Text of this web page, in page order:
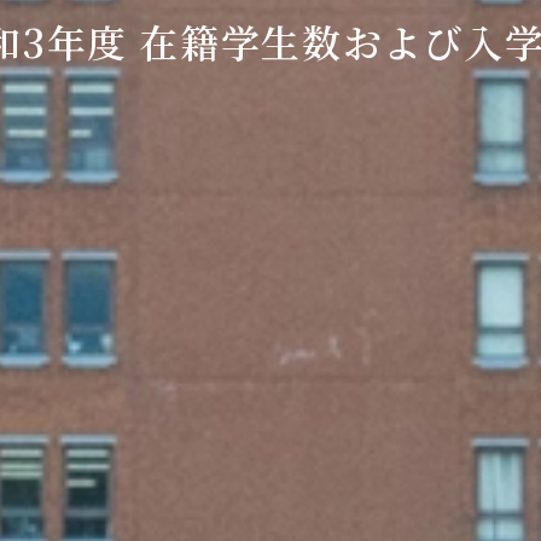
3年度 在籍学生数および入